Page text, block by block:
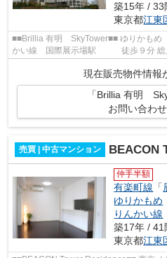
築15年 / 33
東京都江東
■■Brillia 有明 SkyTower■■ ゆりかもめ 有明テニスの森駅 徒歩５分 りん
かい線 国際展示場駅 徒歩９分 総戸数１０８９戸 鉄筋コンクリート造
現在販売物件情報
「Brillia 有明
お問い合わ
売買 | 中古マンション BEACON
仲手半額
有楽町線 「
ゆりかもめ
りんかい線
築17年 / 41
東京都江東